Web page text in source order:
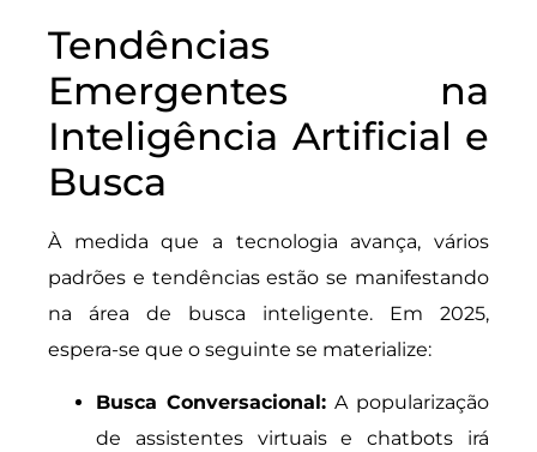
Tendências
Emergentes na
Inteligência Artificial e
Busca
À medida que a tecnologia avança, vários
padrões e tendências estão se manifestando
na área de busca inteligente. Em 2025,
espera-se que o seguinte se materialize:
Busca Conversacional: A popularização
de assistentes virtuais e chatbots irá